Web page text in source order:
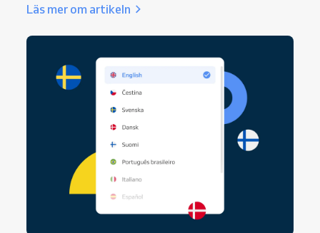
Läs mer om artikeln